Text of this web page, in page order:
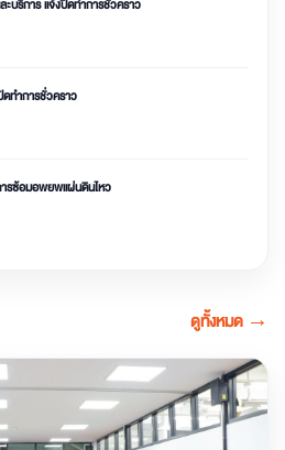
บริการ แจ้งปิดทำการชั่วคราว
ทำการชั่วคราว
รซ้อมอพยพแผ่นดินไหว
ดูทั้งหมด →